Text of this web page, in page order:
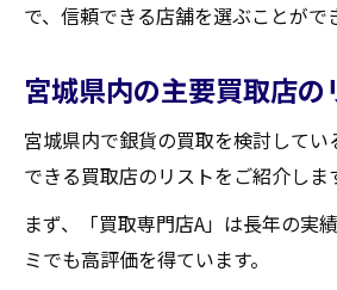
で、信頼できる店舗を選ぶことがで
宮城県内の主要買取店の
宮城県内で銀貨の買取を検討して
できる買取店のリストをご紹介しま
まず、「買取専門店A」は長年の実
ミでも高評価を得ています。